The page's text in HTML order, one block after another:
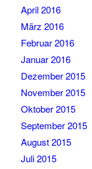
April 2016
März 2016
Februar 2016
Januar 2016
Dezember 2015
November 2015
Oktober 2015
September 2015
August 2015
Juli 2015